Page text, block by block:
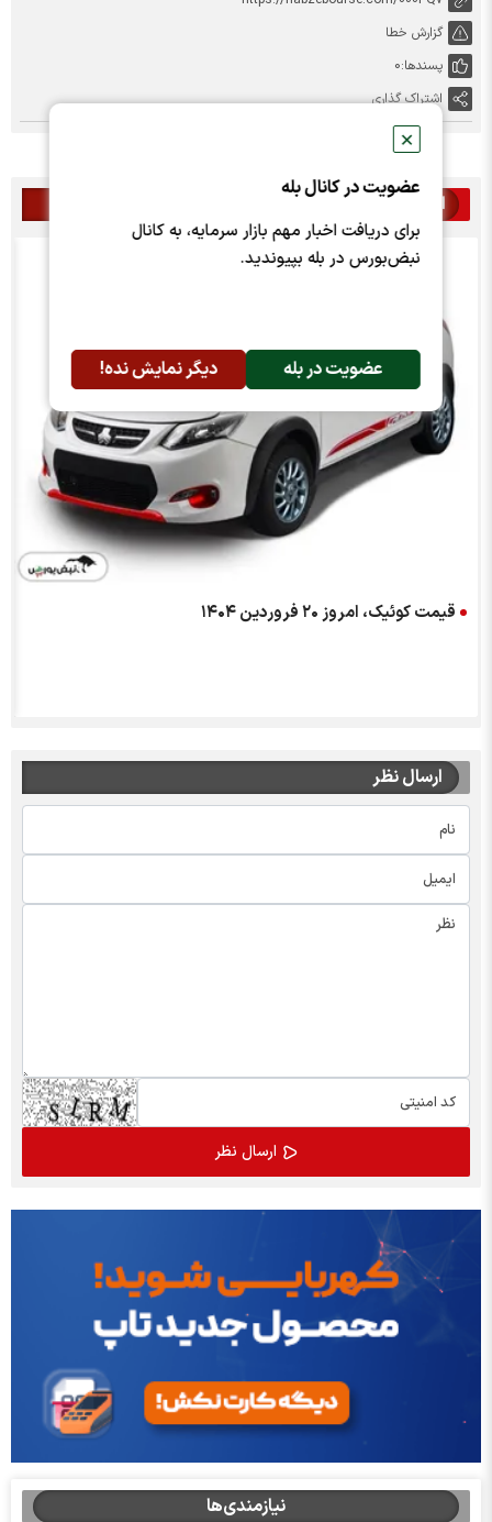
✕
عضویت در کانال بله
برای دریافت اخبار مهم بازار سرمایه، به کانال
نبض‌بورس در بله بپیوندید.
عضویت در بله دیگر نمایش نده!
گزارش خطا
پسندها:0
اشتراک گذاری
اخبار مرتبط
قیمت کوئیک، امروز ۲۰ فروردین ۱۴۰۴
ارسال نظر
نیازمندی‌ها